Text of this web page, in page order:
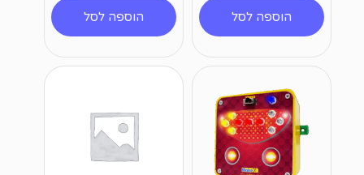
הוספה לסל הוספה לסל